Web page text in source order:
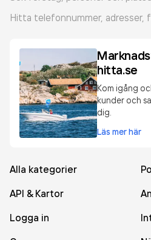
Hitta telefonnummer, adresser,
hitta.se
Kom igång
kunder och
dig.
Läs mer här
Alla kategorier
API & Kartor
Logga in